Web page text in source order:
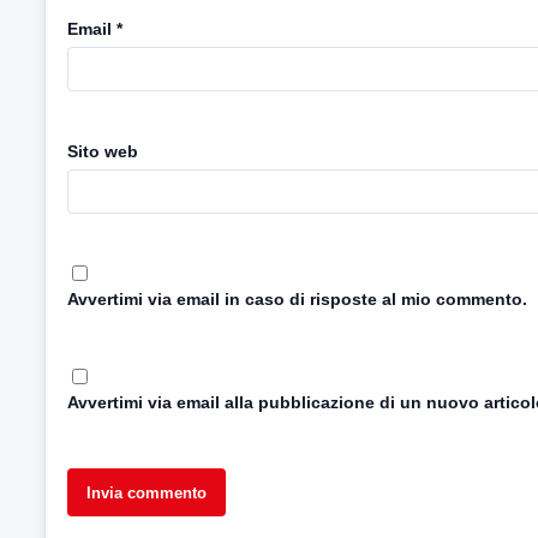
Email *
Sito web
Avvertimi via email in caso di risposte al mio commento.
Avvertimi via email alla pubblicazione di un nuovo